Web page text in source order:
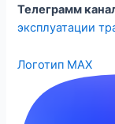
Телеграмм
эксплуатации
Логотип MAX